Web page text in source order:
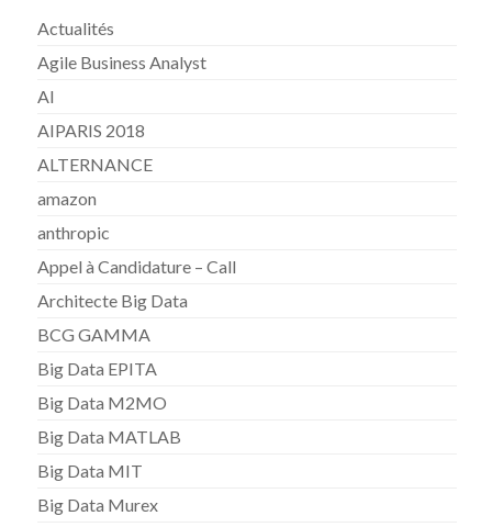
Actualités
Agile Business Analyst
AI
AIPARIS 2018
ALTERNANCE
amazon
anthropic
Appel à Candidature – Call
Architecte Big Data
BCG GAMMA
Big Data EPITA
Big Data M2MO
Big Data MATLAB
Big Data MIT
Big Data Murex